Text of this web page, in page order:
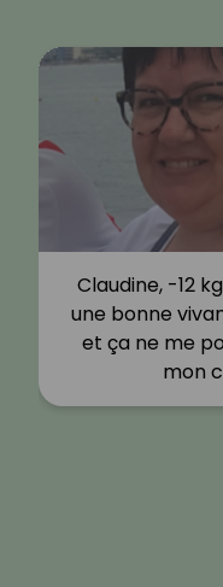
Claudine, -12
une bonne
et ça ne me
mon